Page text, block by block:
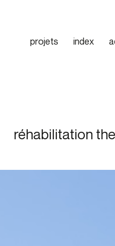
projets index
réhabilitation